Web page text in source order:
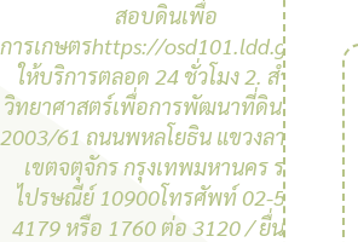
สอบดินเพื่อ
การเกษตรhttps://osd101.ldd.go.th/
ให้บริการตลอด 24 ชั่วโมง 2. สํานัก
วิทยาศาสตร์เพื่อการพัฒนาที่ดินเลขที่
2003/61 ถนนพหลโยธิน แขวงลาดยาว
เขตจตุจักร กรุงเทพมหานคร รหัส
ไปรษณีย์ 10900โทรศัพท์ 02-561-
4179 หรือ 1760 ต่อ 3120 / ยื่นด้วย